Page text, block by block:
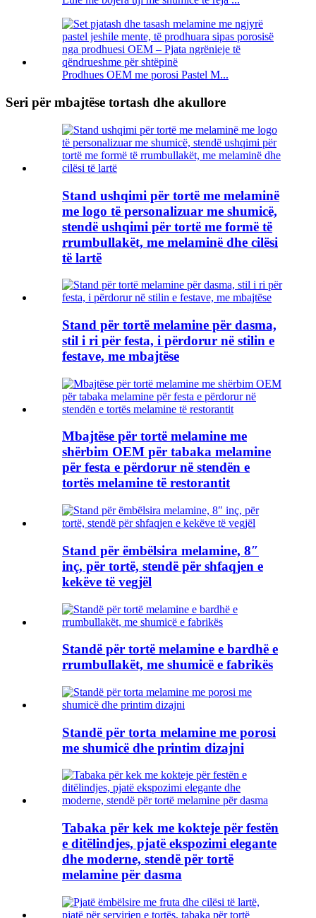
Prodhues OEM me porosi Pastel M...
Seri për mbajtëse tortash dhe akullore
Stand ushqimi për tortë me melaminë
me logo të personalizuar me shumicë,
stendë ushqimi për tortë me formë të
rrumbullakët, me melaminë dhe cilësi
të lartë
Stand për tortë melamine për dasma,
stil i ri për festa, i përdorur në stilin e
festave, me mbajtëse
Mbajtëse për tortë melamine me
shërbim OEM për tabaka melamine
për festa e përdorur në stendën e
tortës melamine të restorantit
Stand për ëmbëlsira melamine, 8″
inç, për tortë, stendë për shfaqjen e
kekëve të vegjël
Standë për tortë melamine e bardhë e
rrumbullakët, me shumicë e fabrikës
Standë për torta melamine me porosi
me shumicë dhe printim dizajni
Tabaka për kek me kokteje për festën
e ditëlindjes, pjatë ekspozimi elegante
dhe moderne, stendë për tortë
melamine për dasma